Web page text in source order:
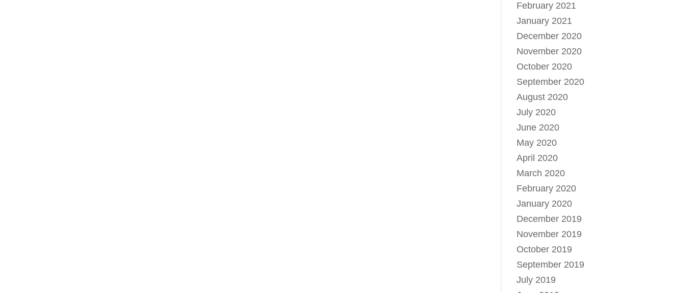
February 2021
January 2021
December 2020
November 2020
October 2020
September 2020
August 2020
July 2020
June 2020
May 2020
April 2020
March 2020
February 2020
January 2020
December 2019
November 2019
October 2019
September 2019
July 2019